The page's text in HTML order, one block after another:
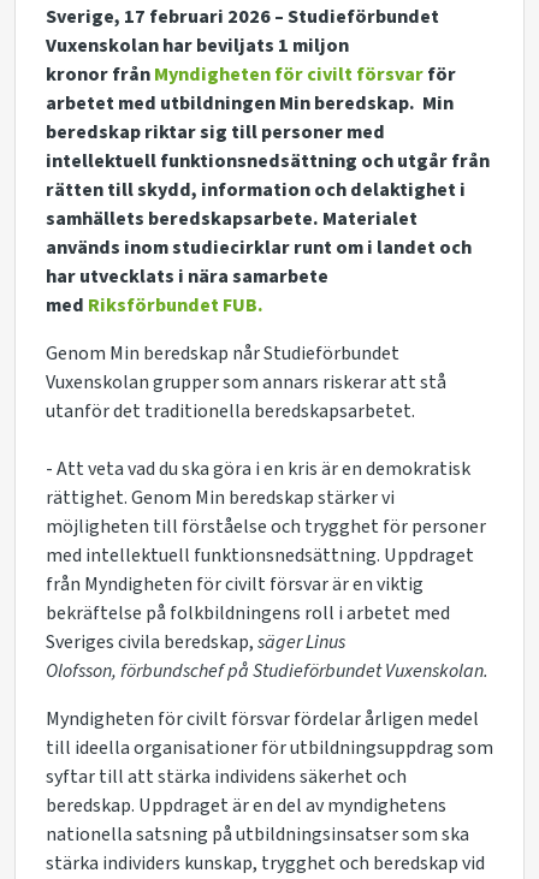
Sverige, 17 februari 2026–Studieförbundet
Vuxenskolanhar beviljats 1 miljon
kronorfrånMyndigheten för civilt försvarför
arbetet med utbildningenMin beredskap. Min
beredskapriktar sig till personer med
intellektuell funktionsnedsättning och utgår från
rätten till skydd, information och delaktighet i
samhällets beredskapsarbete. Materialet
används inom studiecirklar runt om i landet och
har utvecklats i nära samarbete
med Riksförbundet FUB.
Genom Min beredskap når Studieförbundet
Vuxenskolan grupper som annars riskerar att stå
utanför det traditionella beredskapsarbetet.
- Att veta vad du ska göra i en kris är en demokratisk
rättighet. Genom Min beredskapstärker vi
möjligheten till förståelse och trygghet för personer
med intellektuell funktionsnedsättning. Uppdraget
från Myndigheten för civilt försvar är en viktig
bekräftelse på folkbildningens roll i arbetet med
Sveriges civila beredskap,säger Linus
Olofsson, förbundschef på Studieförbundet Vuxenskolan.
Myndigheten för civilt försvar fördelar årligen medel
till ideella organisationer för utbildningsuppdrag som
syftar till att stärka individens säkerhet och
beredskap. Uppdraget är en del av myndighetens
nationella satsning på utbildningsinsatser som ska
stärka individers kunskap, trygghet och beredskap vid